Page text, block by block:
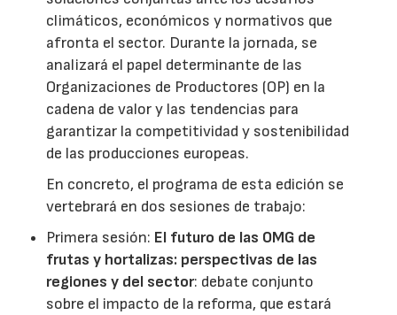
climáticos, económicos y normativos que
afronta el sector. Durante la jornada, se
analizará el papel determinante de las
Organizaciones de Productores (OP) en la
cadena de valor y las tendencias para
garantizar la competitividad y sostenibilidad
de las producciones europeas.
En concreto, el programa de esta edición se
vertebrará en dos sesiones de trabajo:
Primera sesión: El futuro de las OMG de
frutas y hortalizas: perspectivas de las
regiones y del sector: debate conjunto
sobre el impacto de la reforma, que estará